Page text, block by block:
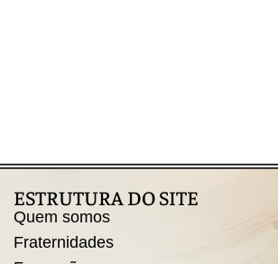
ESTRUTURA DO SITE
Quem somos
Fraternidades